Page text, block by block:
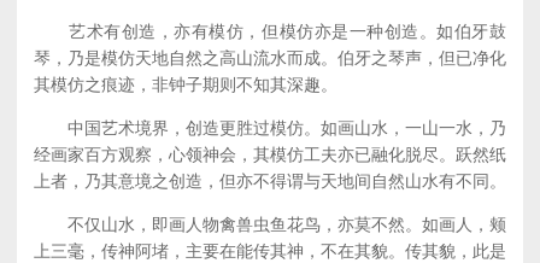
艺术有创造，亦有模仿，但模仿亦是一种创造。如伯牙鼓
琴，乃是模仿天地自然之高山流水而成。伯牙之琴声，但已净化
其模仿之痕迹，非钟子期则不知其深趣。
中国艺术境界，创造更胜过模仿。如画山水，一山一水，乃
经画家百方观察，心领神会，其模仿工夫亦已融化脱尽。跃然纸
上者，乃其意境之创造，但亦不得谓与天地间自然山水有不同。
不仅山水，即画人物禽兽虫鱼花鸟，亦莫不然。如画人，颊
上三毫，传神阿堵，主要在能传其神，不在其貌。传其貌，此是